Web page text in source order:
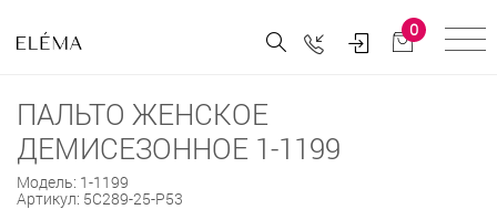
0
ПАЛЬТО ЖЕНСКОЕ
ДЕМИСЕЗОННОЕ 1-1199
Модель: 1-1199
Артикул: 5С289-25-Р53